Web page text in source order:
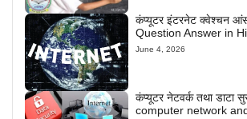
कंप्यूटर इंटरनेट क्वेश्चन
Question Answer in
June 4, 2026
कंप्यूटर नेटवर्क तथा डाटा
computer network